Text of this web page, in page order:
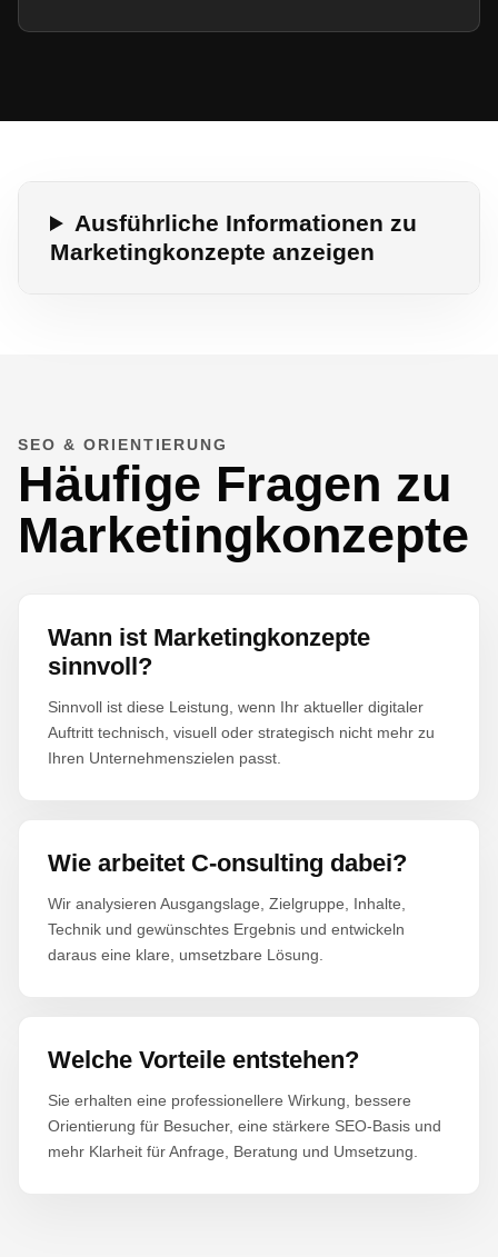
Ausführliche Informationen zu
Marketingkonzepte anzeigen
SEO & ORIENTIERUNG
Häufige Fragen zu
Marketingkonzepte
Wann ist Marketingkonzepte
sinnvoll?
Sinnvoll ist diese Leistung, wenn Ihr aktueller digitaler
Auftritt technisch, visuell oder strategisch nicht mehr zu
Ihren Unternehmenszielen passt.
Wie arbeitet C-onsulting dabei?
Wir analysieren Ausgangslage, Zielgruppe, Inhalte,
Technik und gewünschtes Ergebnis und entwickeln
daraus eine klare, umsetzbare Lösung.
Welche Vorteile entstehen?
Sie erhalten eine professionellere Wirkung, bessere
Orientierung für Besucher, eine stärkere SEO-Basis und
mehr Klarheit für Anfrage, Beratung und Umsetzung.